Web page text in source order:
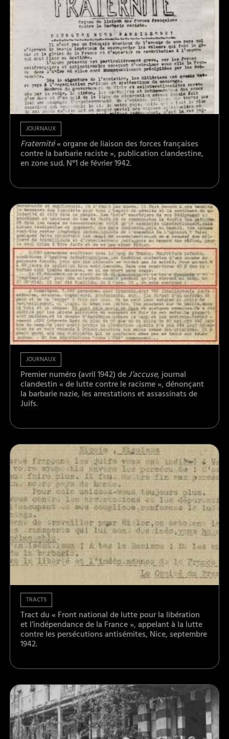
JOURNAUX
Fraternité« organe de liaison des forces françaises
contre la barbarie raciste », publication clandestine,
en zone sud. N°1 de février 1942.
JOURNAUX
Premier numéro (avril 1942) deJ’accuse, journal
clandestin « de lutte contre le racisme », dénonçant
la barbarie nazie, les arrestations et assassinats de
Juifs.
TRACTS
Tract du « Front national de lutte pour la libération
et l’indépendance de la France », appelant à la lutte
contre les persécutions antisémites, Nice, septembre
1942.